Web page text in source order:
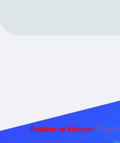
Reklam ve İletişim: E-mail: